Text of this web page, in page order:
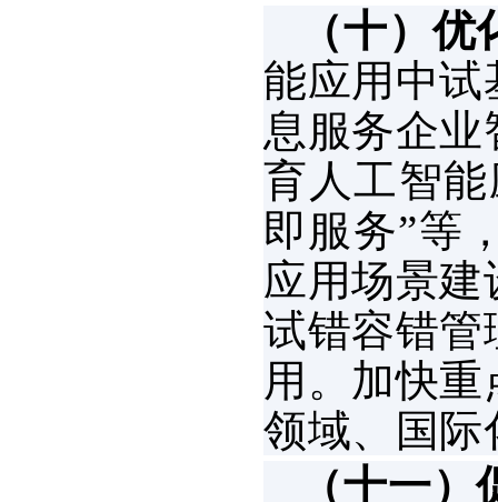
（十）
能应用中试
息服务企
育人工智
即服务”等
应用场景
试错容错管
用。加快
领域、国际
（十一